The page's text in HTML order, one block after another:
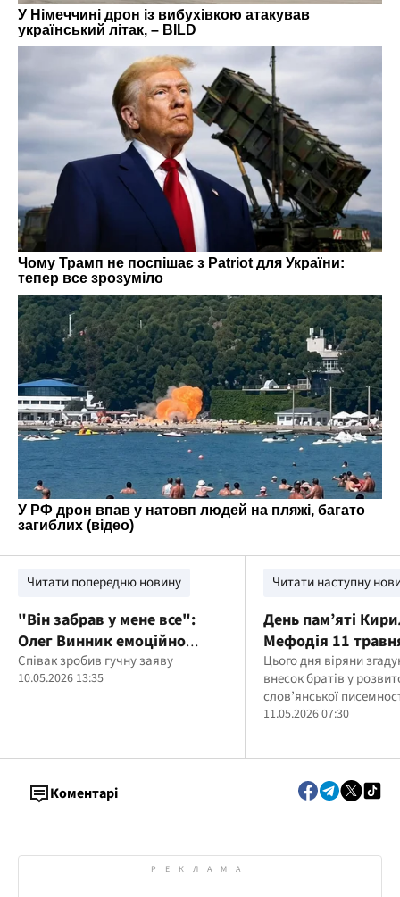
Читати попередню новину
"Він забрав у мене все":
Олег Винник емоційно
висловився про
колишнього продюсера
Співак зробив гучну заяву
10.05.2026 13:35
Читати наступну
День пам’яті
Мефодія 11
слов’янської
духовної
Цього дня віряни
внесок братів у
слов’янської
11.05.2026 07:30
Коментарі